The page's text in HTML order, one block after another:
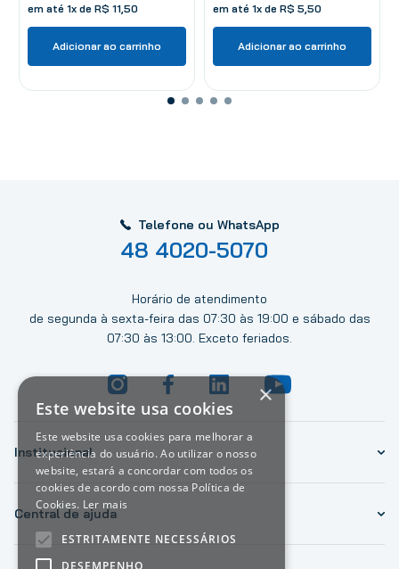
em até 1x de R$ 11 50
Adicionar ao carrinho
em até 1x de R$ 5 50
Adicionar ao carrinho
Telefone ou WhatsApp
48 4020-5070
Horário de atendimento
de segunda à sexta-feira das 07:30 às 19:00 e sábado das
07:30 às 13:00. Exceto feriados.
Institucional
Central de ajuda
×
Este website usa cookies
Este website usa cookies para melhorar a
experiência do usuário. Ao utilizar o nosso
website, estará a concordar com todos os
cookies de acordo com nossa Política de
Cookies. Ler mais
ESTRITAMENTE NECESSÁRIOS
DESEMPENHO